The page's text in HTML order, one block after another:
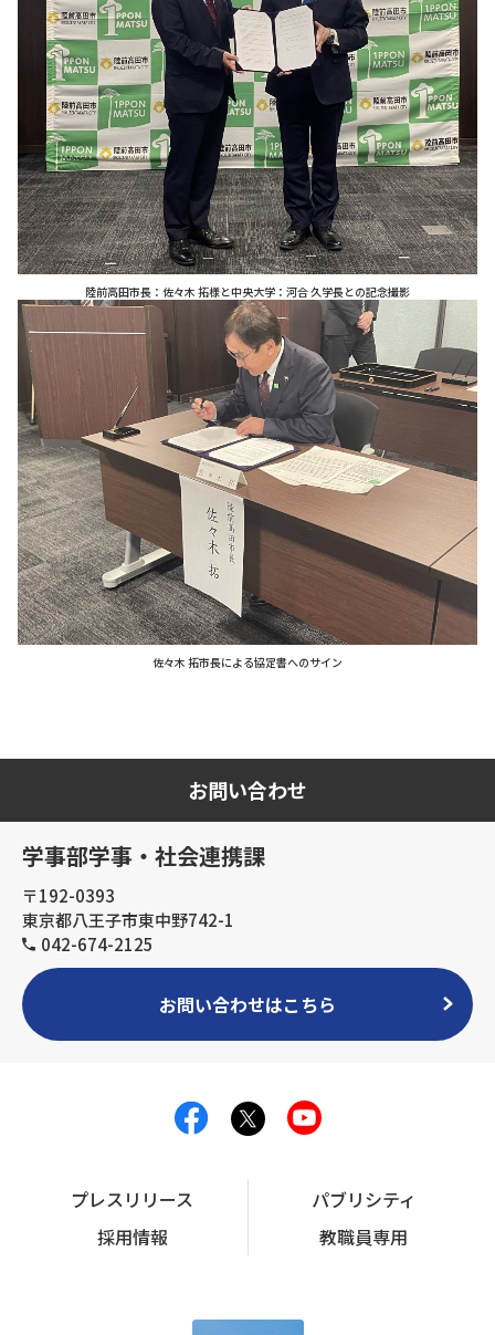
陸前高田市長：佐々木 拓様と中央大学：河合 久学長との記念撮影
佐々木 拓市長による協定書へのサイン
お問い合わせ
学事部学事・社会連携課
〒192-0393
東京都八王子市東中野742-1
042-674-2125
お問い合わせはこちら
プレスリリース
パブリシティ
採用情報
教職員専用